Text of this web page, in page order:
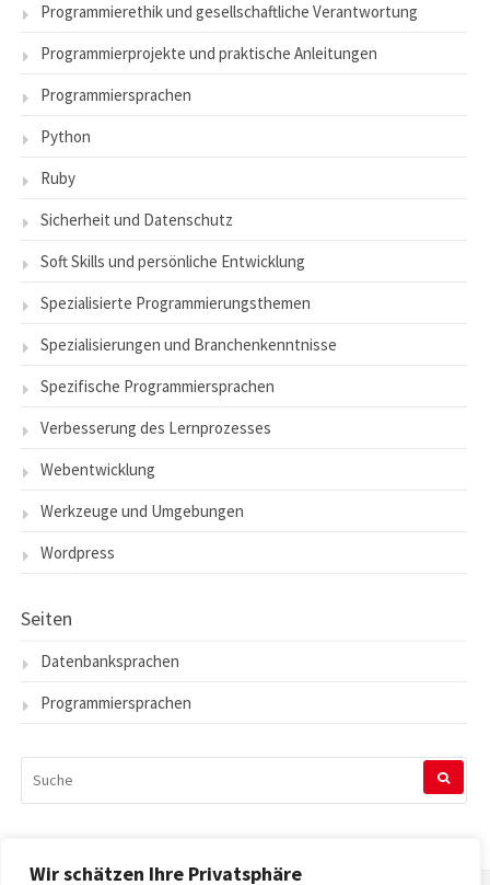
Wir schätzen Ihre Privatsphäre
Programmierethik und gesellschaftliche Verantwortung
Programmierprojekte und praktische Anleitungen
Programmiersprachen
Python
Ruby
Sicherheit und Datenschutz
Soft Skills und persönliche Entwicklung
Spezialisierte Programmierungsthemen
Spezialisierungen und Branchenkenntnisse
Spezifische Programmiersprachen
Verbesserung des Lernprozesses
Webentwicklung
Werkzeuge und Umgebungen
Wordpress
Seiten
Datenbanksprachen
Programmiersprachen
NACH: